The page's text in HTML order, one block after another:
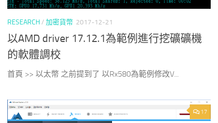
RESEARCH/ 加密貨幣 2017-12-21
以AMD driver 17.12.1為範例進行挖礦礦機
的軟體調校
首頁 >> 以太幣 之前提到了 以Rx580為範例修改V...
17